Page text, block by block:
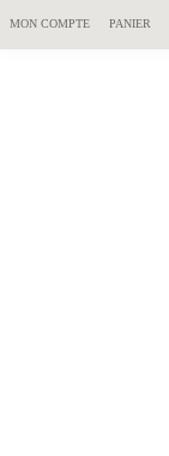
MON COMPTE PANIER